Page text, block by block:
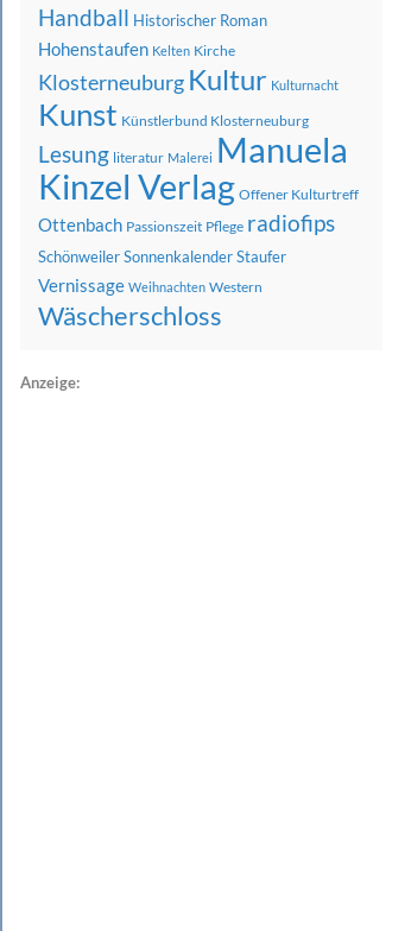
Handball Historischer Roman
Hohenstaufen Kelten Kirche
Klosterneuburg Kultur Kulturnacht
Kunst Künstlerbund Klosterneuburg
Lesung literatur Malerei Manuela
Kinzel Verlag Offener Kulturtreff
Ottenbach Passionszeit Pflege radiofips
SchönweilerSonnenkalenderStaufer
Vernissage Weihnachten Western
Wäscherschloss
Anzeige: